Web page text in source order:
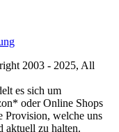
2003 - 2025, All
es sich um
oder Online Shops
Provision, welche uns
aktuell zu halten.